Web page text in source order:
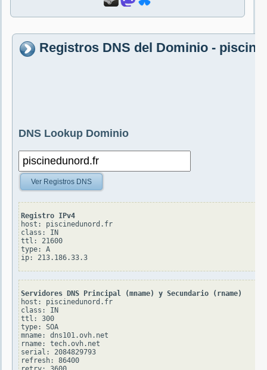
Registros DNS del Dominio -
DNS Lookup Dominio
Ver Registros DNS
Registro IPv4
host: piscinedunord.fr
class: IN
ttl: 21600
type: A
Servidores DNS Principal (mname) y Secundario (rname)
host: piscinedunord.fr
class: IN
ttl: 300
type: SOA
mname: dns101.ovh.net
rname: tech.ovh.net
serial: 2084829793
refresh: 86400